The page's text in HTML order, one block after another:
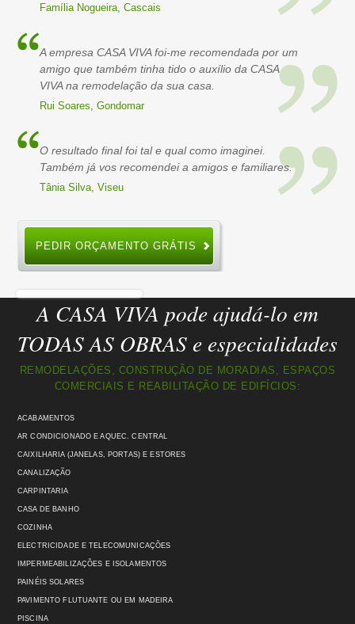
Família Nogueira, Cascais
A empresa CASA VIVA foi-me recomendada por um
amigo que também tinha tido o auxílio da CASA
VIVA na remodelação da sua casa.
Rui Soares, Gondomar
O resultado final foi tal e qual como imaginei.
Também já vos recomendei a amigos e familiares.
Tânia Silva, Viseu
PEDIR ORÇAMENTO GRÁTIS
A CASA VIVA pode ajudá-lo em
TODAS AS OBRAS e especialidades
REMODELAÇÕES, CONSTRUÇÃO DE MORADIAS, ESPAÇOS
COMERCIAIS E REABILITAÇÃO DE EDIFÍCIOS:
ACABAMENTOS
AR CONDICIONADO E AQUEC. CENTRAL
CAIXILHARIA (JANELAS, PORTAS) E ESTORES
CANALIZAÇÃO
CARPINTARIA
CASA DE BANHO
COZINHA
ELECTRICIDADE E TELECOMUNICAÇÕES
IMPERMEABILIZAÇÕES E ISOLAMENTOS
PAINÉIS SOLARES
PAVIMENTO FLUTUANTE OU EM MADEIRA
PISCINA